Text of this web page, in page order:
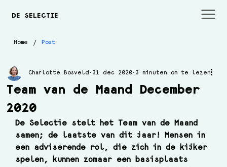
DE SELECTIE
Home / Post
Team van de Maand December
2020
Charlotte Bosveld 31 dec 2020 3 minuten om te lezen
De Selectie stelt het Team van de Maand
samen; de laatste van dit jaar! Mensen in
een adviserende rol, die zich in de kijker
spelen, kunnen zomaar een basisplaats